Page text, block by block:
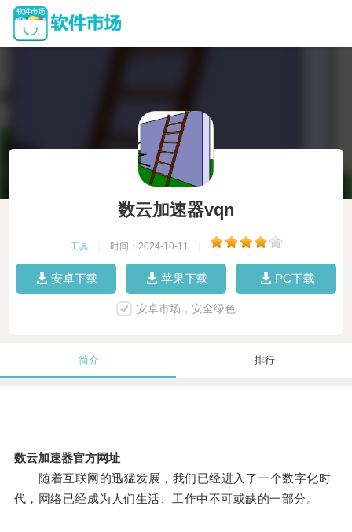
数云加速器vqn
工具 时间：2024-10-11
安卓下载 苹果下载 PC下载
安卓市场，安全绿色
简介 排行
数云加速器官方网址
随着互联网的迅猛发展，我们已经进入了一个数字化时
代，网络已经成为人们生活、工作中不可或缺的一部分。